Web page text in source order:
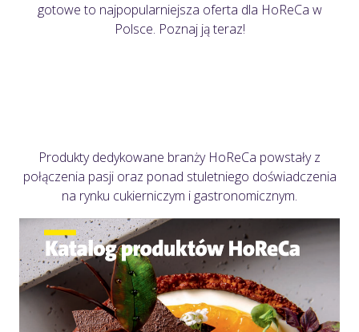
gotowe to najpopularniejsza oferta dla HoReCa w
Polsce. Poznaj ją teraz!
Produkty dedykowane branży HoReCa powstały z
połączenia pasji oraz ponad stuletniego doświadczenia
na rynku cukierniczym i gastronomicznym.